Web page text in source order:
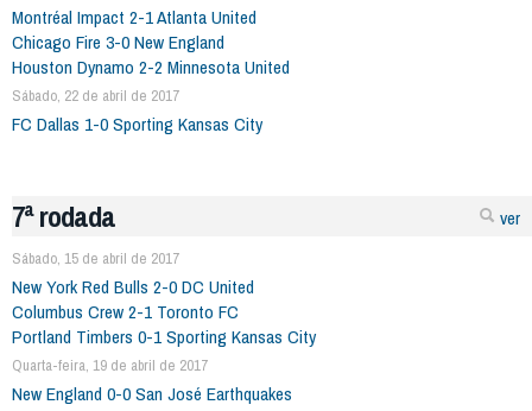
Montréal Impact 2-1 Atlanta United
Chicago Fire 3-0 New England
Houston Dynamo 2-2 Minnesota United
Sábado, 22 de abril de 2017
FC Dallas 1-0 Sporting Kansas City
ver
7ª rodada
Sábado, 15 de abril de 2017
New York Red Bulls 2-0 DC United
Columbus Crew 2-1 Toronto FC
Portland Timbers 0-1 Sporting Kansas City
Quarta-feira, 19 de abril de 2017
New England 0-0 San José Earthquakes